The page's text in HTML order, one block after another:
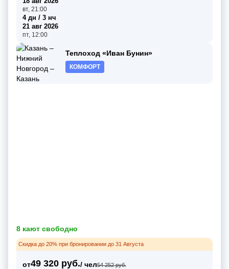
вт, 21:00
4 дн / 3 нч
21 авг 2026
пт, 12:00
Теплоход «Иван Бунин»
КОМФОРТ
8 кают свободно
Скидка до 20% при бронировании до 31 Августа
от49 320 руб./ чел54 252 руб.